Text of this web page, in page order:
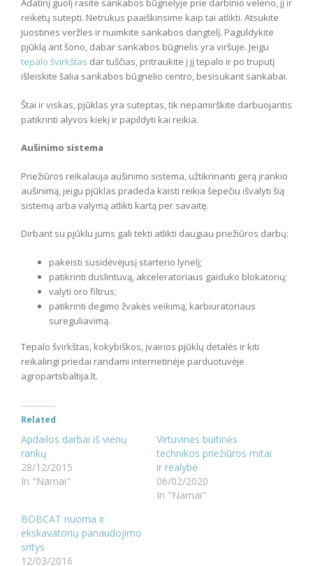
Adatinį guolį rasite sankabos būgnelyje prie darbinio veleno, jį ir
reikėtų sutepti. Netrukus paaiškinsime kaip tai atlikti. Atsukite
juostines veržles ir nuimkite sankabos dangtelį. Paguldykite
pjūklą ant šono, dabar sankabos būgnelis yra viršuje. Jeigu
tepalo švirkštas dar tuščias, pritraukite į jį tepalo ir po truputį
išleiskite šalia sankabos būgnelio centro, besisukant sankabai.
Štai ir viskas, pjūklas yra suteptas, tik nepamirškite darbuojantis
patikrinti alyvos kiekį ir papildyti kai reikia.
Aušinimo sistema
Priežiūros reikalauja aušinimo sistema, užtikrinanti gerą įrankio
aušinimą, jeigu pjūklas pradeda kaisti reikia šepečiu išvalyti šią
sistemą arba valymą atlikti kartą per savaitę.
Dirbant su pjūklu jums gali tekti atlikti daugiau priežiūros darbų:
pakeisti susidėvėjusį starterio lynelį;
patikrinti duslintuvą, akceleratoriaus gaiduko blokatorių;
valyti oro filtrus;
patikrinti degimo žvakės veikimą, karbiuratoriaus
sureguliavimą.
Tepalo švirkštas, kokybiškos, įvairios pjūklų detalės ir kiti
reikalingi priedai randami internetinėje parduotuvėje
agropartsbaltija.lt.
Related
Apdailos darbai iš vienų
rankų
28/12/2015
In "Namai"
Virtuvinės buitinės
technikos priežiūros mitai
ir realybė
06/02/2020
In "Namai"
BOBCAT nuoma ir
ekskavatorių panaudojimo
sritys
12/03/2016